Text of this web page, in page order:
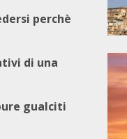
perchè
di una
gualciti